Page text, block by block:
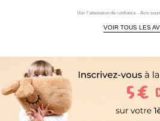
Voir l'attestation de confiance - Avis
VOIR TOUS LES